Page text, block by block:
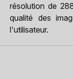
résolution de
qualité des
l'utilisateur.